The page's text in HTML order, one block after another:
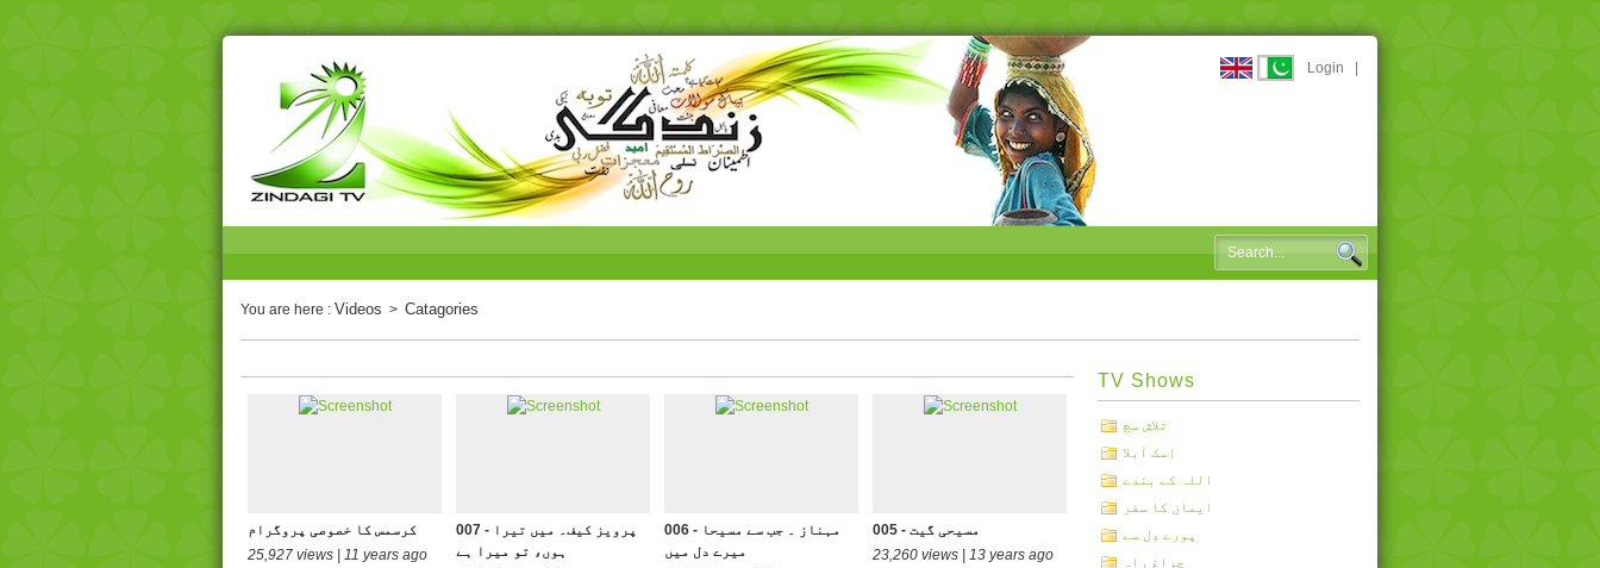
Login
You are here : Videos > Catagories
کرسمس کا خصوصی پروگرام
25,927 views | 11 years ago
007 - پرویز کیف۔ میں تیرا
ہوں، تو میرا ہے
006 - مہناز ۔ جب سے مسیحا
میرے دل میں
005 - مسیحی گیت
23,260 views | 13 years ago
TV Shows
تلاشِ سچ
اِسک آبلا
اللہ کے بندے
ایمان کا سفر
پورے دِل سے
چراغِ راہ